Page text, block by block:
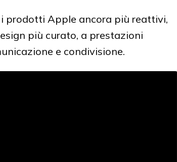
prodotti Apple ancora più reattivi,
più curato, a prestazioni
e condivisione.